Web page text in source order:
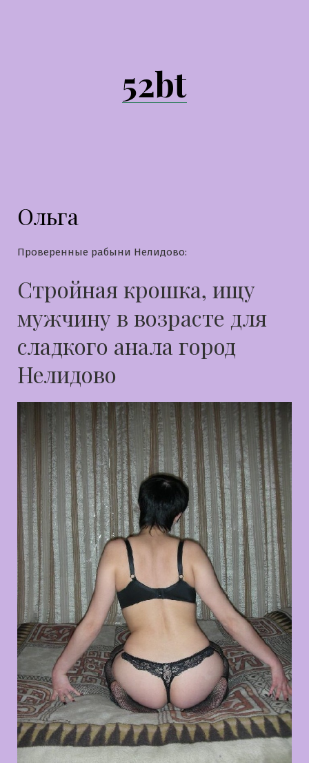
52bt
Ольга
Проверенные рабыни Нелидово:
Стройная крошка, ищу
мужчину в возрасте для
сладкого анала город
Нелидово